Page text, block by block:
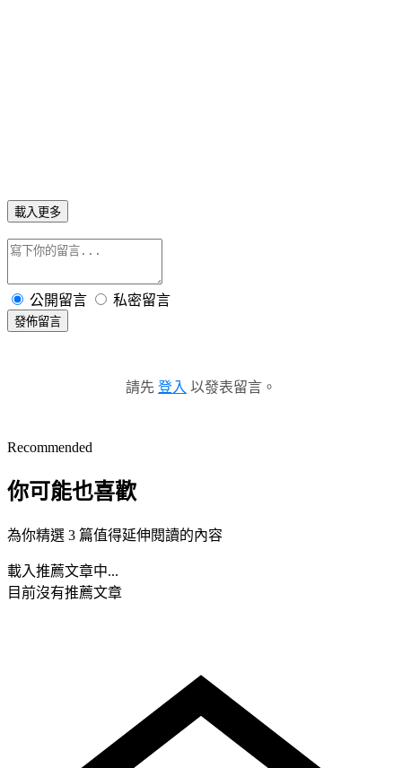
載入更多
公開留言 私密留言
發佈留言
請先 登入 以發表留言。
Recommended
你可能也喜歡
為你精選 3 篇值得延伸閱讀的內容
載入推薦文章中...
目前沒有推薦文章